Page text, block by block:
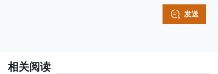
发送
相关阅读